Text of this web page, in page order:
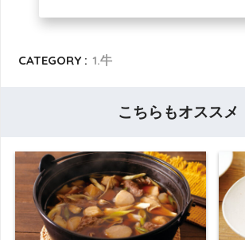
CATEGORY : 1.牛
こちらもオススメ